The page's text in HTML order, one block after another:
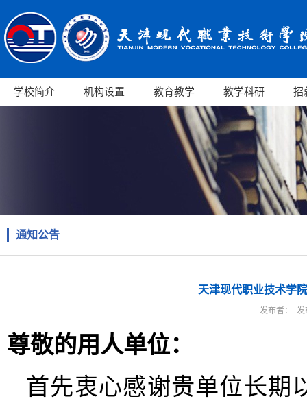
学校简介 机构设置 教育教学 教学科研 招
通知公告
天津现代职业技术学
发布者：
尊敬的用人单位：
首先衷心感谢贵单位长期